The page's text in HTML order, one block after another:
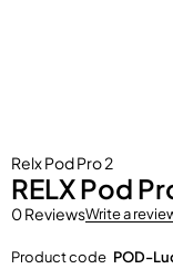
Relx Pod Pro 2
RELX Pod
0 ReviewsWrite a
Product code POD-